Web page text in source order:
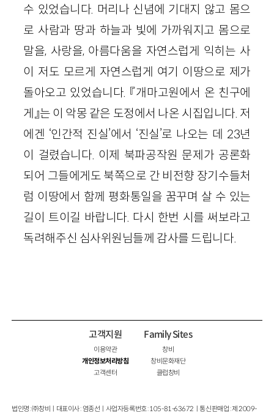
수 있었습니다. 머리나 신념에 기대지 않고 몸으
로 사람과 땅과 하늘과 빛에 가까워지고 몸으로
말을, 사랑을, 아름다움을 자연스럽게 익히는 사
이 저도 모르게 자연스럽게 여기 이땅으로 제가
돌아오고 있었습니다. 『개마고원에서 온 친구에
게』는 이 악몽 같은 도정에서 나온 시집입니다. 저
에겐 ‘인간적 진실’에서 ‘진실’로 나오는 데 23년
이 걸렸습니다. 이제 북파공작원 문제가 공론화
되어 그들에게도 북쪽으로 간 비전향 장기수들처
럼 이땅에서 함께 평화통일을 꿈꾸며 살 수 있는
길이 트이길 바랍니다. 다시 한번 시를 써보라고
독려해주신 심사위원님들께 감사를 드립니다.
고객지원
이용약관
개인정보처리방침
고객센터
Family Sites
창비
창비문화재단
클럽창비
법인명 : ㈜창비ㅣ대표이사 : 염종선ㅣ사업자등록번호 : 105-81-63672ㅣ통신판매업 : 제 2009-